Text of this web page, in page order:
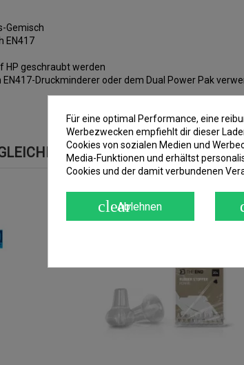
Gemisch
EN417
HP geschraubt werden
Druckminderer oder dem Dual Power Pak
KATEGORIE:
Für eine optimal Performance, eine
Werbezwecken empfiehlt dir dieser
Cookies von sozialen Medien und
Media-Funktionen und erhältst
Cookies und der damit verbundenen
clearAblehnen